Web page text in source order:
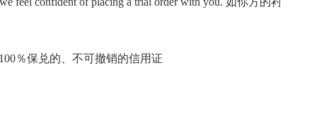
％保兑的、不可撤销的信用证